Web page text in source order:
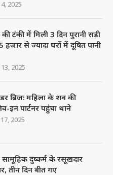
2025
टंकी में मिली 3 दिन पुरानी सड़ी
हजार से ज्यादा घरों में दूषित पानी
2025
ब्रिजः महिला के शव की
इन पार्टनर पहुंचा थाने
2025
सामूहिक दुष्कर्म के रसूखदार
तीन दिन बीत गए